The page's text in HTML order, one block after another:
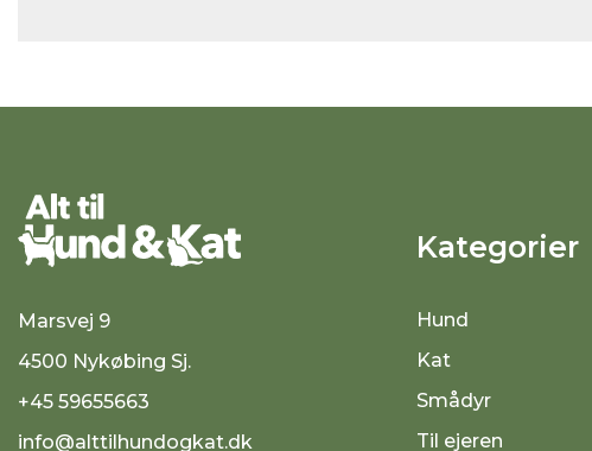
Marsvej 9
4500 Nykøbing Sj.
+45 59655663
info@alttilhundogkat.dk
Kategorier
Hund
Kat
Smådyr
Til ejeren